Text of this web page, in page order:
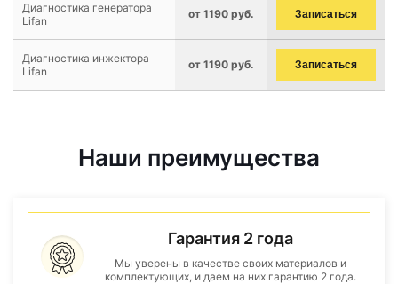
Диагностика генератора
Lifan
от 1190 руб. Записаться
Диагностика инжектора
Lifan
от 1190 руб. Записаться
Наши преимущества
Гарантия 2 года
Мы уверены в качестве своих материалов и
комплектующих, и даем на них гарантию 2 года.